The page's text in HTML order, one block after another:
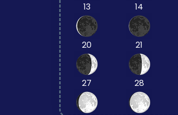
13 14
20 21
27 28